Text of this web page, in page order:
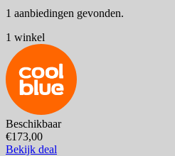
1 aanbiedingen gevonden.
1 winkel
Beschikbaar
€173,00
Bekijk deal